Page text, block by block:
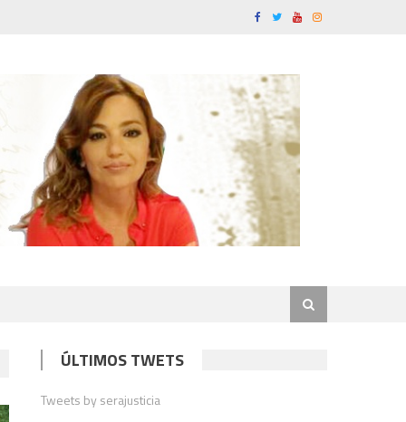
ÚLTIMOS TWETS
Tweets by serajusticia